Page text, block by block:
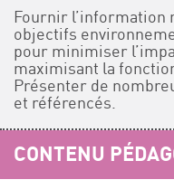
Fournir l’information
objectifs
pour minimiser
maximisant la
Présenter de
et référencés.
CONTENU